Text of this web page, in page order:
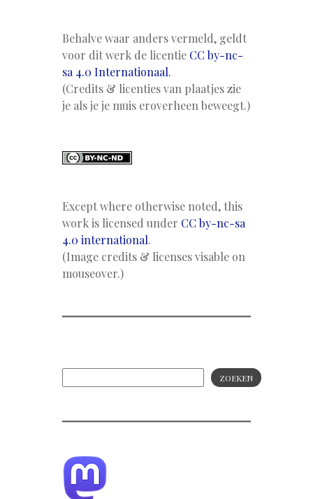
Behalve waar anders vermeld, geldt
voor dit werk de licentie CC by-nc-
sa 4.0 Internationaal.
(Credits & licenties van plaatjes zie
je als je je muis eroverheen beweegt.)
Except where otherwise noted, this
work is licensed under CC by-nc-sa
4.0 international.
(Image credits & licenses visable on
mouseover.)
ZOEKEN